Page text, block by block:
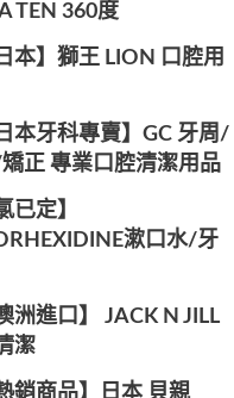
TEN 360度
本】獅王 LION 口腔用
本牙科專賣】GC 牙周/
正 專業口腔清潔用品
定】
漱口水/牙
洲進口】 JACK N JILL
潔
銷商品】日本 貝親